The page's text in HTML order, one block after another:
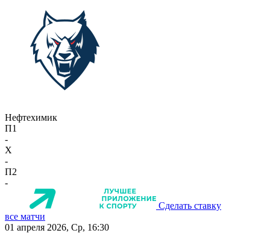
Нефтехимик
П1
-
X
-
П2
-
Сделать ставку
все матчи
01 апреля 2026, Ср, 16:30